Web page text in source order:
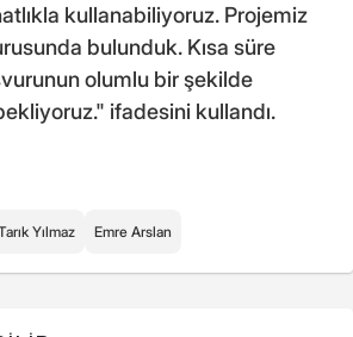
kullanabiliyoruz. Projemiz
bulunduk. Kısa süre
olumlu bir şekilde
ifadesini kullandı.
Yılmaz Emre Arslan